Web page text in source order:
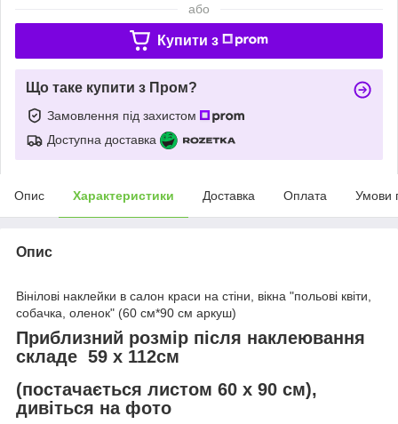
або
Купити з
Що таке купити з Пром?
Замовлення під захистом
Доступна доставка
Опис Характеристики Доставка Оплата Умови
Опис
Вінілові наклейки в салон краси на стіни, вікна "польові квіти,
собачка, оленок" (60 см*90 см аркуш)
Приблизний розмір після наклеювання
складе 59 х 112см
(постачається листом 60 х 90 см),
дивіться на фото